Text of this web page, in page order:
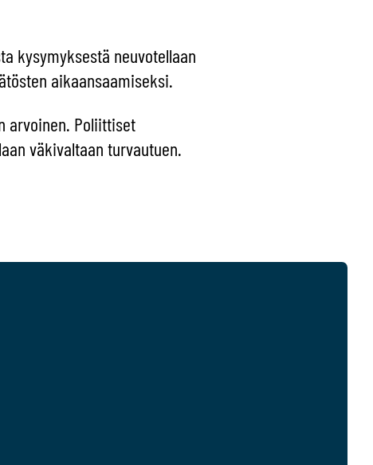
kysymyksestä neuvotellaan
aikaansaamiseksi.
arvoinen. Poliittiset
väkivaltaan turvautuen.